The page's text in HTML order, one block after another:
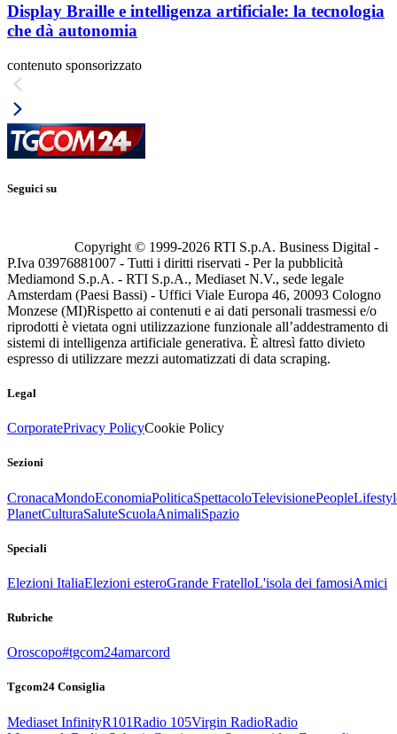
Display Braille e intelligenza artificiale: la tecnologia
che dà autonomia
contenuto sponsorizzato
Seguici su
Copyright © 1999-2026 RTI S.p.A. Business Digital -
P.Iva 03976881007 - Tutti i diritti riservati - Per la pubblicità
Mediamond S.p.A. - RTI S.p.A., Mediaset N.V., sede legale
Amsterdam (Paesi Bassi) - Uffici Viale Europa 46, 20093 Cologno
Monzese (MI)Rispetto ai contenuti e ai dati personali trasmessi e/o
riprodotti è vietata ogni utilizzazione funzionale all’addestramento di
sistemi di intelligenza artificiale generativa. È altresì fatto divieto
espresso di utilizzare mezzi automatizzati di data scraping.
Legal
CorporatePrivacy PolicyCookie Policy
Sezioni
CronacaMondoEconomiaPoliticaSpettacoloTelevisionePeople
PlanetCulturaSaluteScuolaAnimaliSpazio
Speciali
Elezioni ItaliaElezioni esteroGrande FratelloL'isola dei famosiAmici
Rubriche
Oroscopo#tgcom24amarcord
Tgcom24 Consiglia
Mediaset InfinityR101Radio 105Virgin RadioRadio